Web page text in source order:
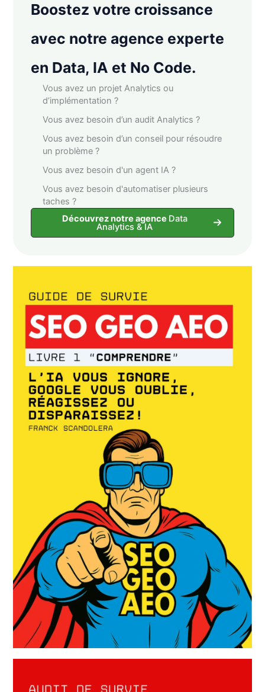
Boostez votre croissance
avec notre agence experte
en Data, IA et No Code.
Vous avez un projet Analytics ou
d’implémentation ?
Vous avez besoin d’un audit Analytics ?
Vous avez besoin d’un conseil pour résoudre
un problème ?
Vous avez besoin d'un agent IA ?
Vous avez besoin d'automatiser plusieurs
taches ?
Découvrez notre agence Data
Analytics & IA